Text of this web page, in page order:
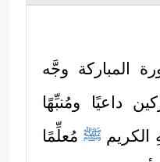
المباركة وجَّه
داعيًا ومُنبِّهًا
الكريمﷺ مُعلِّمًا